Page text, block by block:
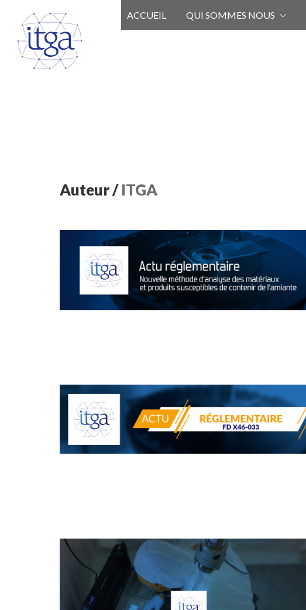
ACCUEIL QUI SOMMES NOUS
Auteur /ITGA